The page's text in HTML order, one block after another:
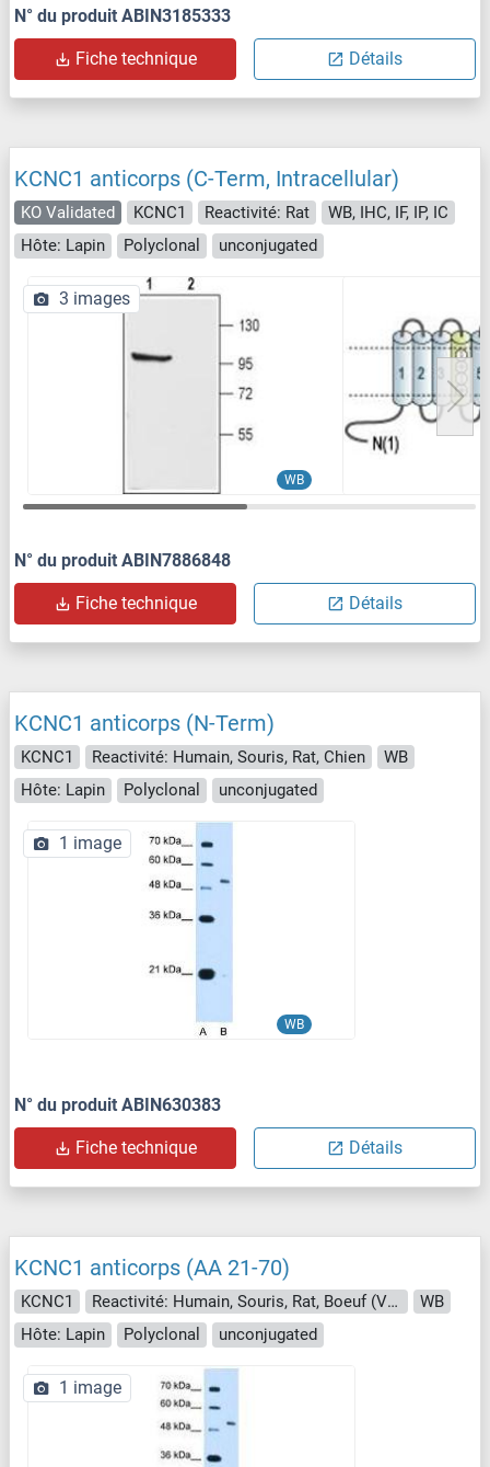
N° du produit ABIN3185333
Fiche technique Détails
KCNC1 anticorps (C-Term, Intracellular)
KO Validated KCNC1 Reactivité: Rat
WB, IHC, IF, IP, IC
Hôte: Lapin
Polyclonal unconjugated
WB
3 images
N° du produit ABIN7886848
Fiche technique Détails
KCNC1 anticorps (N-Term)
KCNC1 Reactivité: Humain, Souris, Rat, Chien
WB
Hôte: Lapin
Polyclonal unconjugated
WB
1 image
N° du produit ABIN630383
Fiche technique Détails
KCNC1 anticorps (AA 21-70)
KCNC1 Reactivité: Humain, Souris, Rat, Boeuf (Vache), Lapin, Chien, Cobaye, Cheval, Poisson zèbre (Danio rerio), Roussette (Chauve-souris), Singe, Porc
WB
Hôte: Lapin
Polyclonal unconjugated
1 image